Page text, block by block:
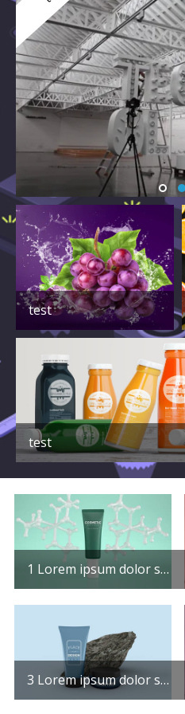
test
test
1 Lorem ipsum dolor sit amet consectetur adipisicing elit. Maxime mollitia, molestiae quas vel sint commodi repudiandae consequuntur voluptatum laborum numquam blanditiis harum quisquam
3 Lorem ipsum dolor sit amet consectetur adipisicing elit. Maxime mollitia, molestiae quas vel sint commodi repudiandae consequuntur voluptatum laborum numquam blanditiis harum quisquam